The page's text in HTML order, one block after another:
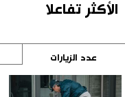
الأكثر تفاعلا
عدد الزيارات